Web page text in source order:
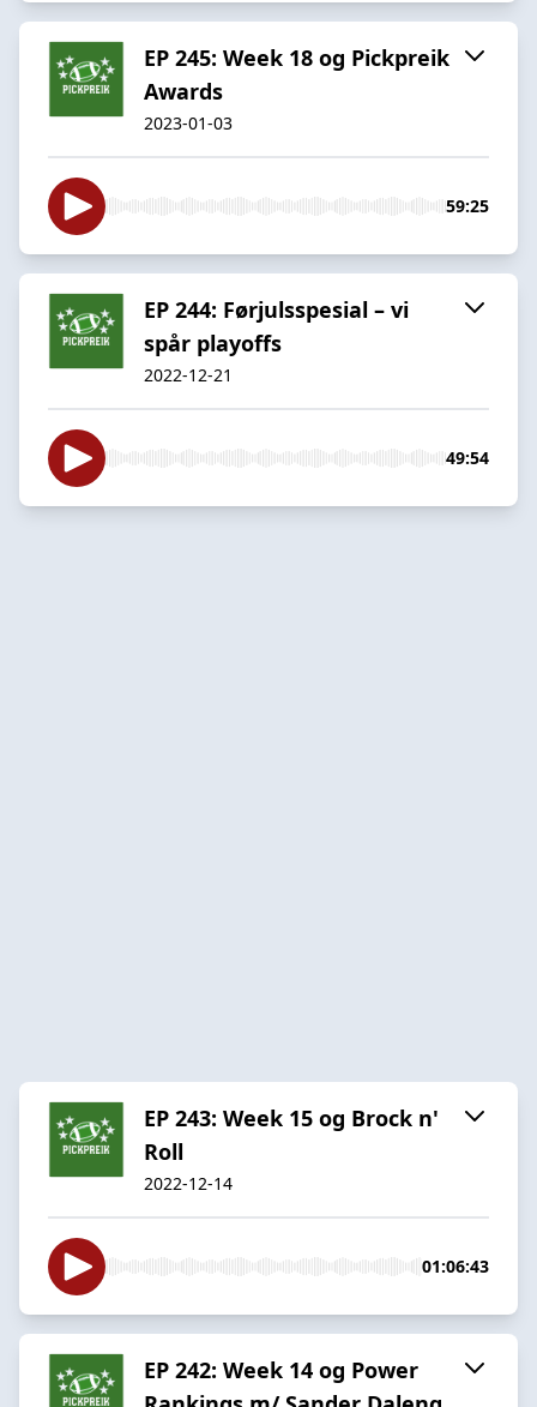
EP 245: Week 18 og Pickpreik
Awards
2023-01-03
59:25
EP 244: Førjulsspesial – vi
spår playoffs
2022-12-21
49:54
EP 243: Week 15 og Brock n'
Roll
2022-12-14
01:06:43
EP 242: Week 14 og Power